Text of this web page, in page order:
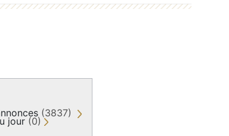
(3837)
jour (0)